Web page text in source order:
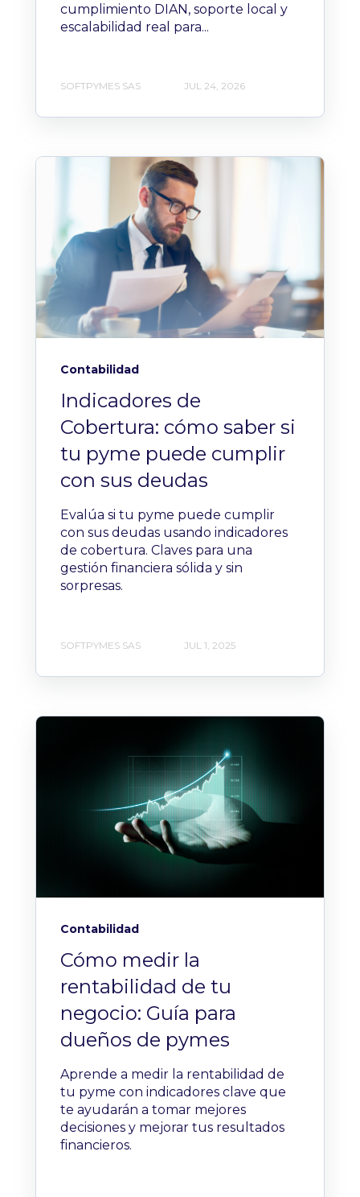
cumplimiento DIAN, soporte local y
escalabilidad real para...
SOFTPYMES SAS JUL 24, 2026
Contabilidad
Indicadores de
Cobertura: cómo saber si
tu pyme puede cumplir
con sus deudas
Evalúa si tu pyme puede cumplir
con sus deudas usando indicadores
de cobertura. Claves para una
gestión financiera sólida y sin
sorpresas.
SOFTPYMES SAS JUL 1, 2025
Contabilidad
Cómo medir la
rentabilidad de tu
negocio: Guía para
dueños de pymes
Aprende a medir la rentabilidad de
tu pyme con indicadores clave que
te ayudarán a tomar mejores
decisiones y mejorar tus resultados
financieros.